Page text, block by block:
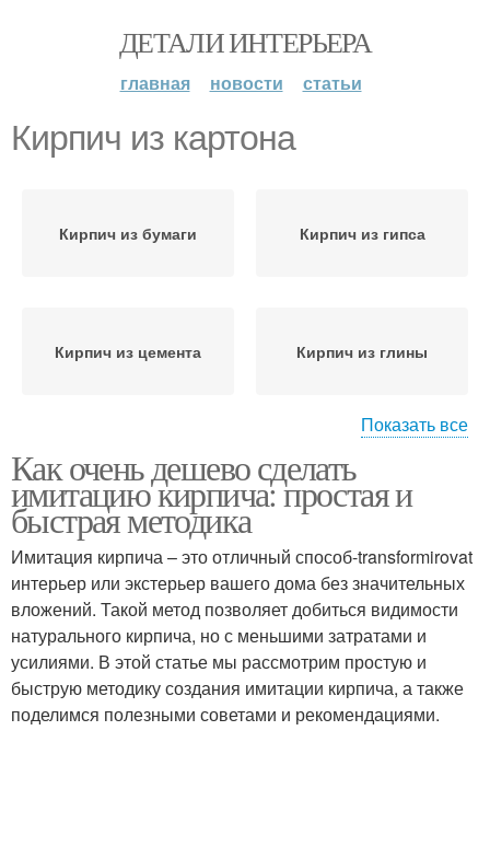
ДЕТАЛИ ИНТЕРЬЕРА
главная новости статьи
Кирпич из картона
Кирпич из бумаги Кирпич из гипса
Кирпич из цемента Кирпич из глины
Кирпич из дерева Кирпич из пенопласта
Кирпич из ткани
Показать все
Как очень дешево сделать
имитацию кирпича: простая и
быстрая методика
Имитация кирпича – это отличный способ-transformirovat
интерьер или экстерьер вашего дома без значительных
вложений. Такой метод позволяет добиться видимости
натурального кирпича, но с меньшими затратами и
усилиями. В этой статье мы рассмотрим простую и
быструю методику создания имитации кирпича, а также
поделимся полезными советами и рекомендациями.